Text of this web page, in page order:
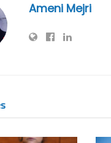
Ameni Mejri